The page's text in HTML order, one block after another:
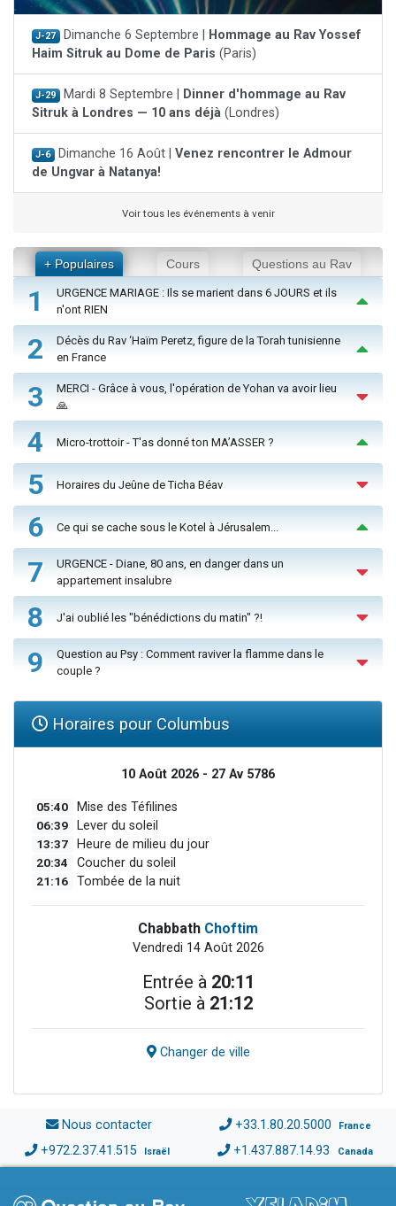
J-27 Dimanche 6 Septembre |
Hommage au Rav Yossef
Haim Sitruk au Dome de Paris (Paris)
J-29 Mardi 8 Septembre |
Dinner d'hommage au Rav
Sitruk à Londres — 10 ans déjà (Londres)
J-6 Dimanche 16 Août | Venez rencontrer le Admour
de Ungvar à Natanya!
Voir tous les événements à venir
+ Populaires Cours Questions au Rav
1
URGENCE MARIAGE : Ils se marient dans 6 JOURS et ils
n'ont RIEN
2
Décès du Rav ‘Haïm Peretz, figure de la Torah tunisienne
en France
3
MERCI - Grâce à vous, l'opération de Yohan va avoir lieu
🙏
4 Micro-trottoir - T'as donné ton MA’ASSER ?
5 Horaires du Jeûne de Ticha Béav
6 Ce qui se cache sous le Kotel à Jérusalem...
7
URGENCE - Diane, 80 ans, en danger dans un
appartement insalubre
8 J'ai oublié les "bénédictions du matin" ?!
9
Question au Psy : Comment raviver la flamme dans le
couple ?
Horaires pour Columbus
10 Août 2026 - 27 Av 5786
05:40 Mise des Téfilines
06:39 Lever du soleil
13:37 Heure de milieu du jour
20:34 Coucher du soleil
21:16 Tombée de la nuit
Chabbath Choftim
Vendredi 14 Août 2026
Entrée à 20:11
Sortie à 21:12
Changer de ville
Nous contacter +33.1.80.20.5000 France
+972.2.37.41.515 Israël +1.437.887.14.93 Canada